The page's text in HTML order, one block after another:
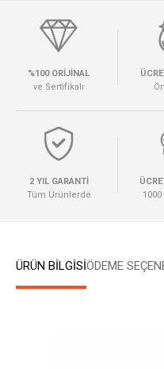
%100 ORİJİNAL
ve Sertifikalı
2 YIL GARANTİ
Tüm Ürünlerde
ÜRÜN BİLGİSİÖDEME